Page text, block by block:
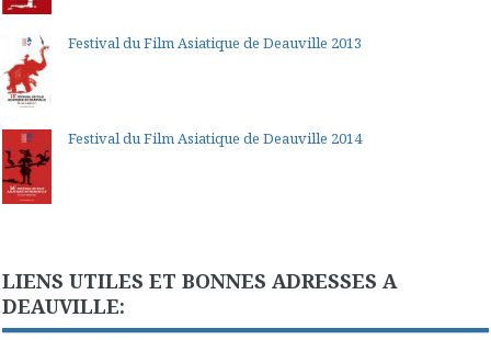
Festival du Film Asiatique de Deauville 2013
Festival du Film Asiatique de Deauville 2014
LIENS UTILES ET BONNES ADRESSES A
DEAUVILLE: